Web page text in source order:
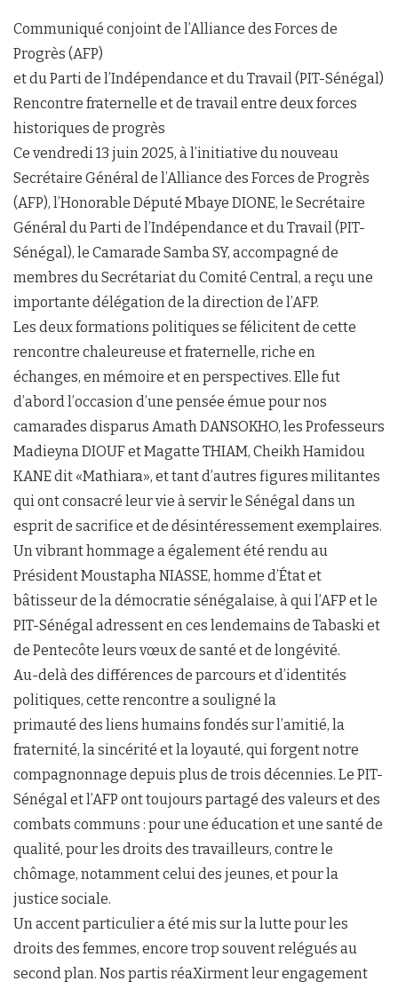
Communiqué conjoint de l’Alliance des Forces de
Progrès (AFP)
et du Parti de l’Indépendance et du Travail (PIT-Sénégal)
Rencontre fraternelle et de travail entre deux forces
historiques de progrès
Ce vendredi 13 juin 2025, à l’initiative du nouveau
Secrétaire Général de l’Alliance des Forces de Progrès
(AFP), l’Honorable Député Mbaye DIONE, le Secrétaire
Général du Parti de l’Indépendance et du Travail (PIT-
Sénégal), le Camarade Samba SY, accompagné de
membres du Secrétariat du Comité Central, a reçu une
importante délégation de la direction de l’AFP.
Les deux formations politiques se félicitent de cette
rencontre chaleureuse et fraternelle, riche en
échanges, en mémoire et en perspectives. Elle fut
d’abord l’occasion d’une pensée émue pour nos
camarades disparus Amath DANSOKHO, les Professeurs
Madieyna DIOUF et Magatte THIAM, Cheikh Hamidou
KANE dit «Mathiara», et tant d’autres figures militantes
qui ont consacré leur vie à servir le Sénégal dans un
esprit de sacrifice et de désintéressement exemplaires.
Un vibrant hommage a également été rendu au
Président Moustapha NIASSE, homme d’État et
bâtisseur de la démocratie sénégalaise, à qui l’AFP et le
PIT-Sénégal adressent en ces lendemains de Tabaski et
de Pentecôte leurs vœux de santé et de longévité.
Au-delà des différences de parcours et d’identités
politiques, cette rencontre a souligné la
primauté des liens humains fondés sur l’amitié, la
fraternité, la sincérité et la loyauté, qui forgent notre
compagnonnage depuis plus de trois décennies. Le PIT-
Sénégal et l’AFP ont toujours partagé des valeurs et des
combats communs : pour une éducation et une santé de
qualité, pour les droits des travailleurs, contre le
chômage, notamment celui des jeunes, et pour la
justice sociale.
Un accent particulier a été mis sur la lutte pour les
droits des femmes, encore trop souvent relégués au
second plan. Nos partis réaXirment leur engagement